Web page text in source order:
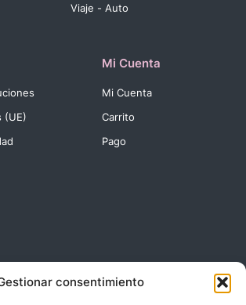
consentimiento
Viaje - Auto
(UE)
Mi Cuenta
Mi Cuenta
Carrito
Pago
Católicos, 27 03420 Castalla Alicante